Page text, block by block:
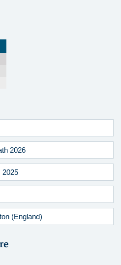
2026
2025
(England)